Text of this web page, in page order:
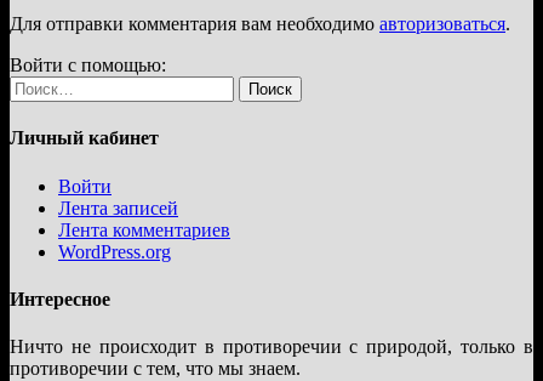
Для отправки комментария вам необходимо авторизоваться.
Войти с помощью:
Найти:
Личный кабинет
Войти
Лента записей
Лента комментариев
WordPress.org
Интересное
Ничто не происходит в противоречии с природой, только в
противоречии с тем, что мы знаем.